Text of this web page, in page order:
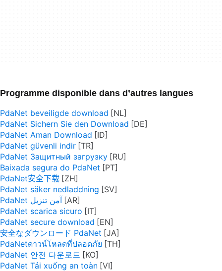
Programme disponible dans d’autres langues
PdaNet beveiligde download
PdaNet Sichern Sie den Download
PdaNet Aman Download
PdaNet güvenli indir
PdaNet Защитный загрузку
Baixada segura do PdaNet
PdaNet安全下载
PdaNet säker nedladdning
PdaNet آمن تنزيل
PdaNet scarica sicuro
PdaNet secure download
安全なダウンロード PdaNet
PdaNetดาวน์โหลดที่ปลอดภัย
PdaNet 안전 다운로드
PdaNet Tải xuống an toàn